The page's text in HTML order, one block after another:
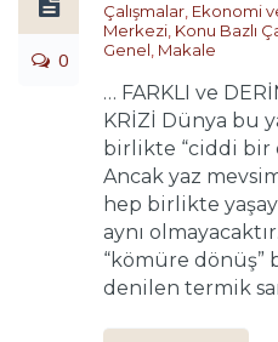
0
Çalışmalar Ekonomi
Merkezi Konu Bazlı
Genel Makale
… FARKLI ve
KRİZİ Dünya bu
birlikte “ciddi bir
Ancak yaz
hep birlikte
aynı
“kömüre dönüş”
denilen termik